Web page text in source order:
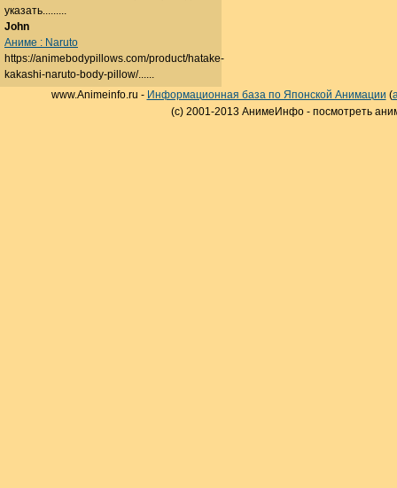
указать.........
John
Аниме : Naruto
https://animebodypillows.com/product/hatake-
kakashi-naruto-body-pillow/......
www.Animeinfo.ru - Информационная база по Японской Анимации (
(c) 2001-2013 АнимеИнфо - посмотреть